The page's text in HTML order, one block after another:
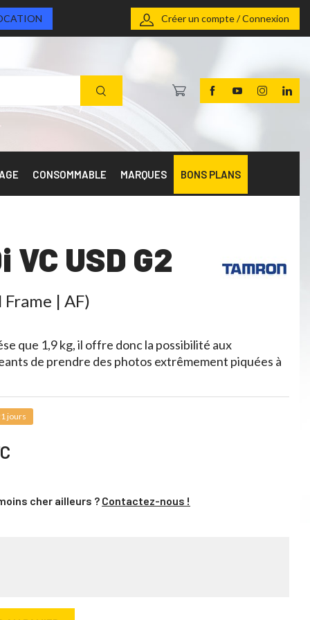
Créer un compte / Connexion
CONSOMMABLE MARQUES BONS PLANS
USD G2
| AF)
que 1,9 kg, il offre donc la possibilité aux
de prendre des photos extrêmement piquées à
jours
cher ailleurs ? Contactez-nous !